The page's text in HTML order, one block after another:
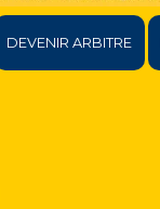
DEVENIR ARBITRE